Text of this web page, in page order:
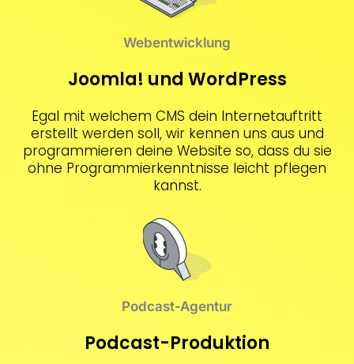
Webentwicklung
Joomla! und WordPress
Egal mit welchem CMS dein Internetauftritt
erstellt werden soll, wir kennen uns aus und
programmieren deine Website so, dass du sie
ohne Programmierkenntnisse leicht pflegen
kannst.
Podcast-Agentur
Podcast-Produktion